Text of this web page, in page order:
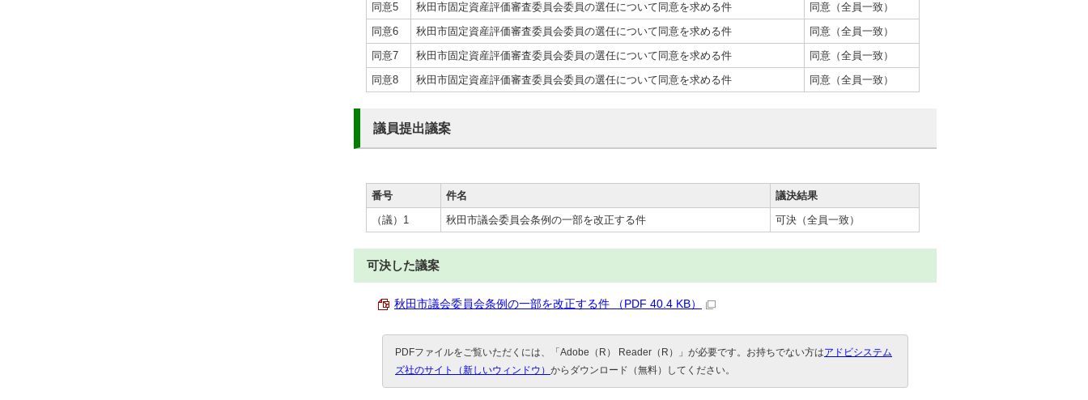
同意5
秋田市固定資産評価審査委員会委員の選任について同意を求める件
同意（全員一致）
同意6
秋田市固定資産評価審査委員会委員の選任について同意を求める件
同意（全員一致）
同意7
秋田市固定資産評価審査委員会委員の選任について同意を求める件
同意（全員一致）
同意8
秋田市固定資産評価審査委員会委員の選任について同意を求める件 同意（全員一致）
議員提出議案
番号 件名
議決結果
（議）1
秋田市議会委員会条例の一部を改正する件 可決（全員一致）
可決した議案
秋田市議会委員会条例の一部を改正する件 （PDF 40.4 KB）
PDFファイルをご覧いただくには、「Adobe（R） Reader（R）」が必要です。お持ちでない方はアドビシステム
ズ社のサイト（新しいウィンドウ） からダウンロード（無料）してください。